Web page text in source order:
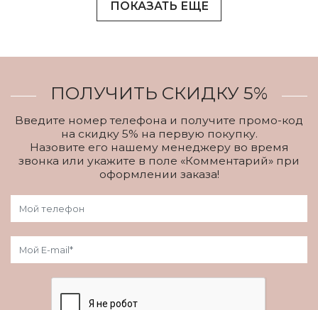
ПОКАЗАТЬ ЕЩЕ
ПОЛУЧИТЬ СКИДКУ 5%
Введите номер телефона и получите промо-код
на скидку 5% на первую покупку.
Назовите его нашему менеджеру во время
звонка или укажите в поле «Комментарий» при
оформлении заказа!